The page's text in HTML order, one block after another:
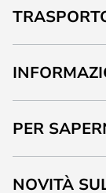
PER
NOVITÀ